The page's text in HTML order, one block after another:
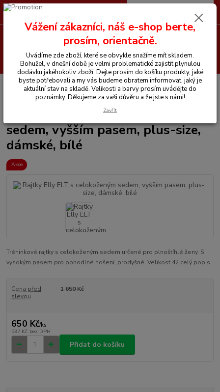
Menu
Hledat
+420 605 255 500 0 Kč
Úvod Akce a výprodej
Rajtky Elly ELT s celokoženým sedem, vyšším
pasem, plus-size, dámské, bílé
Rajtky Elly ELT s celokoženým
sedem, vyšším pasem, plus-size,
dámské, bílé
Akce
Tréninkové rajtky s celokoženým sedem určené pro plnoštíhlé ženy. S
vysokým pasem pro pohodlné nošení, prodyšné. Velikost 42 celý popis
Cena před
slevou
1 650 Kč
650 Kč/ks
537 Kč bez DPH
Přidat do košíku
Vážení zákazníci, náš e-shop berte,
prosím, orientačně.
Uvádíme zde zboží, které se obvykle snažíme mít skladem.
Bohužel, v dnešní době je velmi problematické zajistit plynulou
dodávku jakéhokoliv zboží. Dejte prosím do košíku produkty, jaké
byste potřebovali a my vás budeme obratem informovat, jaký je
aktuální stav na skladě. Velikosti a barvy prosím uvádějte do
poznámky. Děkujeme za vaši důvěru a že jste s námi!
Zavřít